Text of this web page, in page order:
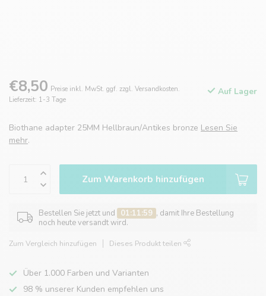
€8,50 Preise inkl. MwSt. ggf. zzgl. Versandkosten.
Lieferzeit: 1-3 Tage
Auf Lager
Biothane adapter 25MM Hellbraun/Antikes bronze Lesen Sie
mehr.
Zum Warenkorb hinzufügen
Bestellen Sie jetzt und 01:11:59 , damit Ihre Bestellung
noch heute versandt wird.
Zum Vergleich hinzufügen Dieses Produkt teilen
Über 1.000 Farben und Varianten
98 % unserer Kunden empfehlen uns